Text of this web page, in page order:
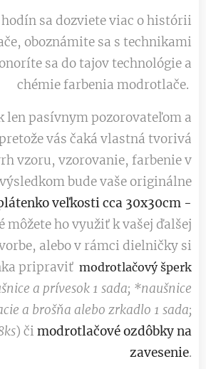
sa dozviete viac o histórii
oboznámite sa s technikami
sa do tajov technológie a
chémie farbenia modrotlače.
len pasívnym pozorovateľom a
vás čaká vlastná tvorivá
vzoru, vzorovanie, farbenie v
bude vaše originálne
veľkosti cca 30x30cm -
môžete ho využiť k vašej ďalšej
alebo v rámci dielničky si
pripraviť modrotlačový šperk
a prívesok 1 sada; *naušnice
a brošňa alebo zrkadlo 1 sada;
) či modrotlačové ozdôbky na
zavesenie.